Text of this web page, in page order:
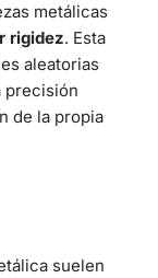
metálicas
rigidez. Esta
aleatorias
precisión
de la propia
suelen